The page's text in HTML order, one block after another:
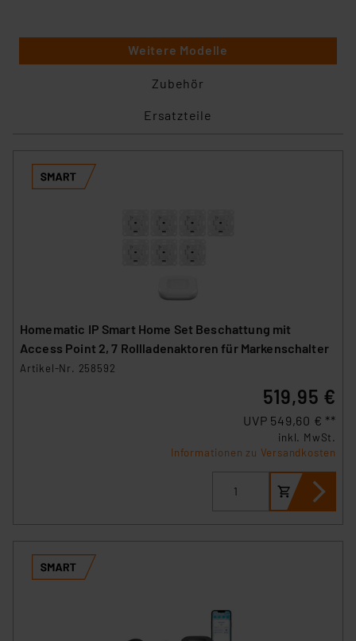
Weitere Modelle
Zubehör
Ersatzteile
Homematic IP Smart Home Set Beschattung mit
Access Point 2, 7 Rollladenaktoren für Markenschalter
Artikel-Nr. 258592
519,95 €
UVP 549,60 € **
inkl. MwSt.
Informationen zu Versandkosten